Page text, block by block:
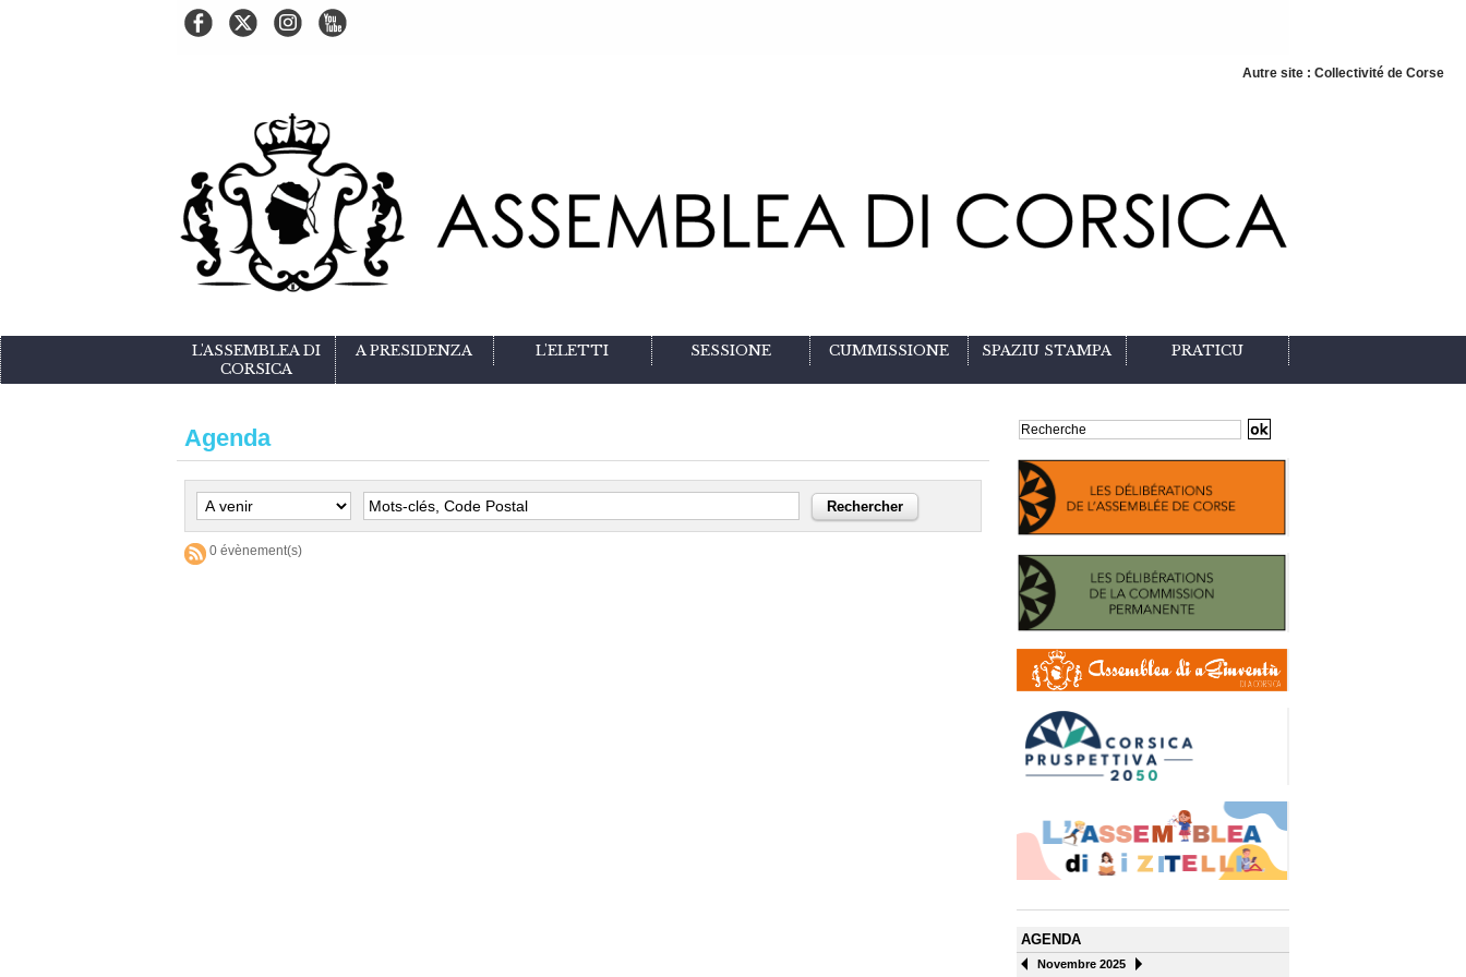
Autre site : Collectivité de Corse
L'ASSEMBLEA DI
CORSICA
A PRESIDENZA L'ELETTI SESSIONE CUMMISSIONE SPAZIU STAMPA PRATICU
Agenda
0 évènement(s)
AGENDA
Novembre 2025